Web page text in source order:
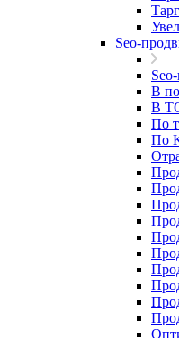
Seo-
В
В
По
По